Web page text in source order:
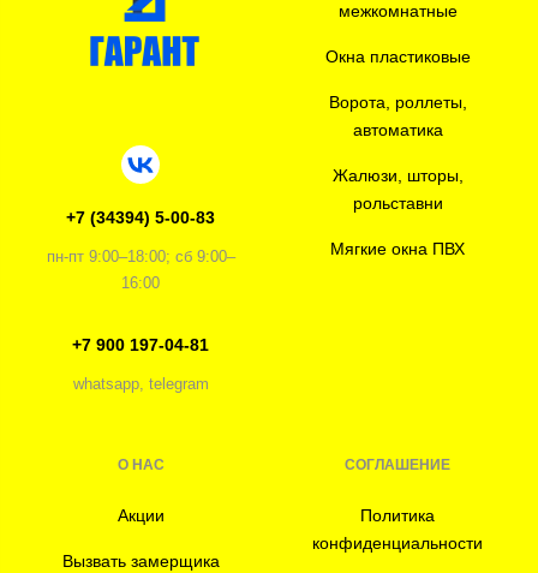
+7 (34394) 5-00-83
пн-пт 9:00–18:00; сб 9:00–
16:00
+7 900 197-04-81
whatsapp, telegram
межкомнатные
Окна пластиковые
Ворота, роллеты,
автоматика
Жалюзи, шторы,
рольставни
Мягкие окна ПВХ
О НАС
Акции
Вызвать замерщика
СОГЛАШЕНИЕ
Политика
конфиденциальности